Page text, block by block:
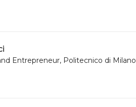
Entrepreneur, Politecnico di Milano